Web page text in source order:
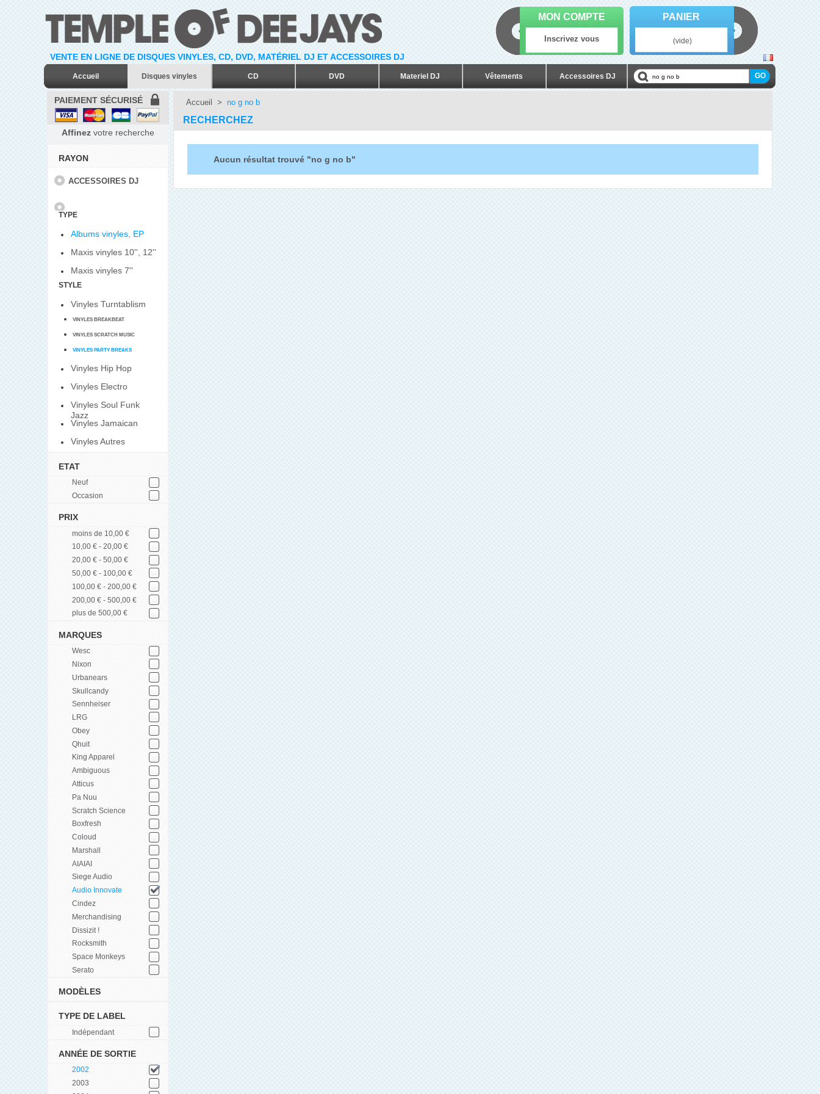
VENTE EN LIGNE DE DISQUES VINYLES, CD, DVD, MATÉRIEL DJ ET ACCESSOIRES DJ
Accueil Disques vinyles CD DVD Materiel DJ Vêtements Accessoires DJ
MON COMPTE
Inscrivez vous
PANIER
(vide)
PAIEMENT SÉCURISÉ
Affinez votre recherche
RAYON
ACCESSOIRES DJ
TYPE
Albums vinyles, EP
Maxis vinyles 10'', 12''
Maxis vinyles 7''
STYLE
Vinyles Turntablism
VINYLES BREAKBEAT
VINYLES SCRATCH MUSIC
VINYLES PARTY BREAKS
Vinyles Hip Hop
Vinyles Electro
Vinyles Soul Funk
Jazz
Vinyles Jamaican
Vinyles Autres
ETAT
Neuf
Occasion
PRIX
moins de 10,00 €
10,00 € - 20,00 €
20,00 € - 50,00 €
50,00 € - 100,00 €
100,00 € - 200,00 €
200,00 € - 500,00 €
plus de 500,00 €
MARQUES
Wesc
Nixon
Urbanears
Skullcandy
Sennheiser
LRG
Obey
Qhuit
King Apparel
Ambiguous
Atticus
Pa Nuu
Scratch Science
Boxfresh
Coloud
Marshall
AIAIAI
Siege Audio
Audio Innovate
Cindez
Merchandising
Dissizit !
Rocksmith
Space Monkeys
Serato
MODÈLES
TYPE DE LABEL
Indépendant
ANNÉE DE SORTIE
2002
2003
Accueil > no g no b
RECHERCHEZ
Aucun résultat trouvé "no g no b"